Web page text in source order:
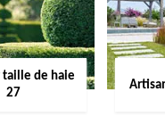
taille de haie
27